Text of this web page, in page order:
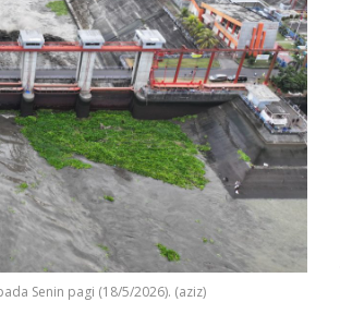
Senin pagi (18/5/2026). (aziz)